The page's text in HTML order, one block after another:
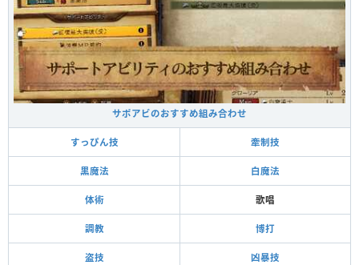
サポアビのおすすめ組み合わせ
すっぴん技 牽制技
黒魔法 白魔法
体術 歌唱
調教 博打
盗技 凶暴技